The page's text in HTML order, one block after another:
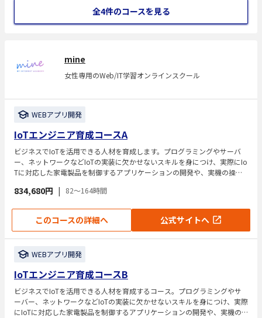
全4件のコースを見る
mine
女性専用のWeb/IT学習オンラインスクール
WEBアプリ開発
IoTエンジニア育成コースA
ビジネスでIoTを活用できる人材を育成します。プログラミングやサーバ
ー、ネットワークなどIoTの実装に欠かせないスキルを身につけ、実際にIo
Tに対応した家電製品を制御するアプリケーションの開発や、実機の操作
834,680円 | 82～164時間
このコースの詳細へ 公式サイトへ
WEBアプリ開発
IoTエンジニア育成コースB
ビジネスでIoTを活用できる人材を育成するコース。プログラミングやサ
ーバー、ネットワークなどIoTの実装に欠かせないスキルを身につけ、実際
にIoTに対応した家電製品を制御するアプリケーションの開発や、実機の